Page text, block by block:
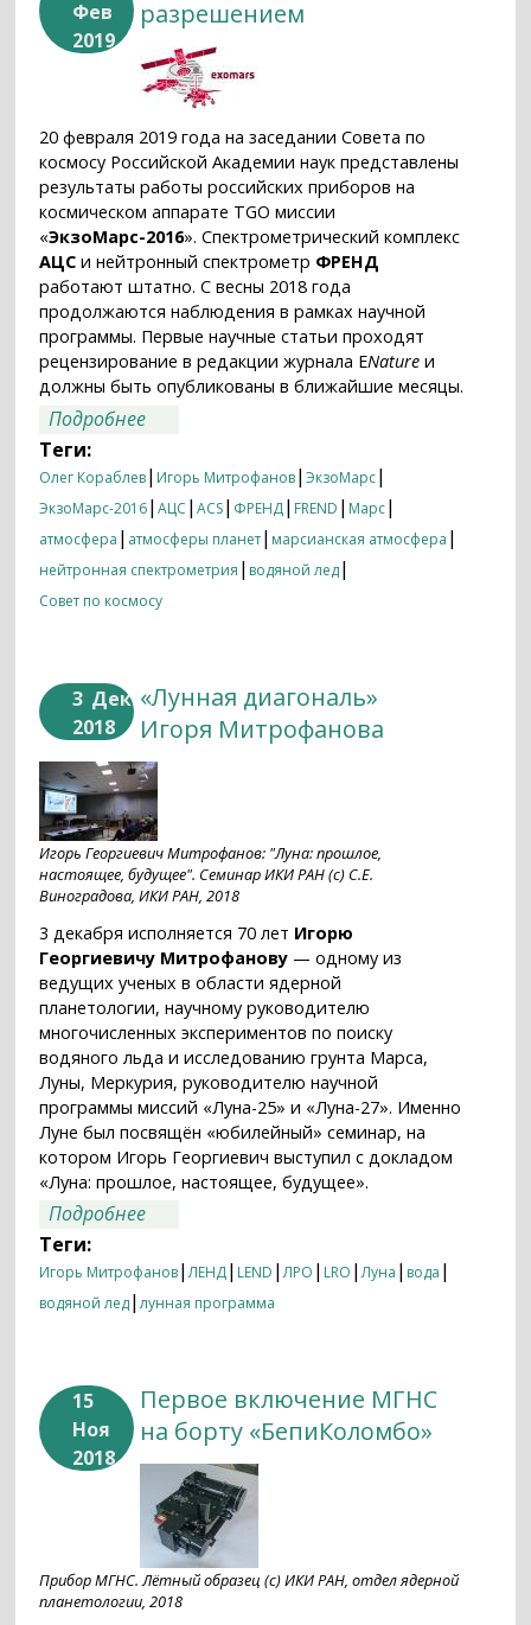
Фев
2019
разрешением
20 февраля 2019 года на заседании Совета по
космосу Российской Академии наук представлены
результаты работы российских приборов на
космическом аппарате TGO миссии
«ЭкзоМарс-2016». Спектрометрический комплекс
АЦС и нейтронный спектрометр ФРЕНД
работают штатно. С весны 2018 года
продолжаются наблюдения в рамках научной
программы. Первые научные статьи проходят
рецензирование в редакции журнала ENature и
должны быть опубликованы в ближайшие месяцы.
Подробнее
Теги:
Олег Кораблев| Игорь Митрофанов|ЭкзоМарс|
ЭкзоМарс-2016|АЦС |ACS| ФРЕНД| FREND | Марс|
атмосфера | атмосферы планет| марсианская атмосфера |
нейтронная спектрометрия | водяной лед|
Совет по космосу
3 Дек
2018
«Лунная диагональ»
Игоря Митрофанова
Игорь Георгиевич Митрофанов: "Луна: прошлое,
настоящее, будущее". Семинар ИКИ РАН (с) С.Е.
Виноградова, ИКИ РАН, 2018
3 декабря исполняется 70 лет Игорю
Георгиевичу Митрофанову — одному из
ведущих ученых в области ядерной
планетологии, научному руководителю
многочисленных экспериментов по поиску
водяного льда и исследованию грунта Марса,
Луны, Меркурия, руководителю научной
программы миссий «Луна-25» и «Луна-27». Именно
Луне был посвящён «юбилейный» семинар, на
котором Игорь Георгиевич выступил с докладом
«Луна: прошлое, настоящее, будущее».
Подробнее
Теги:
Игорь Митрофанов|ЛЕНД| LEND |ЛРО | LRO |Луна | вода |
водяной лед|лунная программа
15
Ноя
2018
Первое включение МГНС
на борту «БепиКоломбо»
Прибор МГНС. Лётный образец (с) ИКИ РАН, отдел ядерной
планетологии, 2018